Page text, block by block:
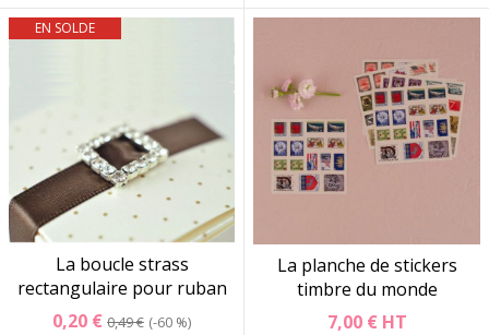
EN SOLDE
La boucle strass
rectangulaire pour ruban
0,20 € 0,49 € -60 %
La planche de stickers
timbre du monde
7,00 € HT